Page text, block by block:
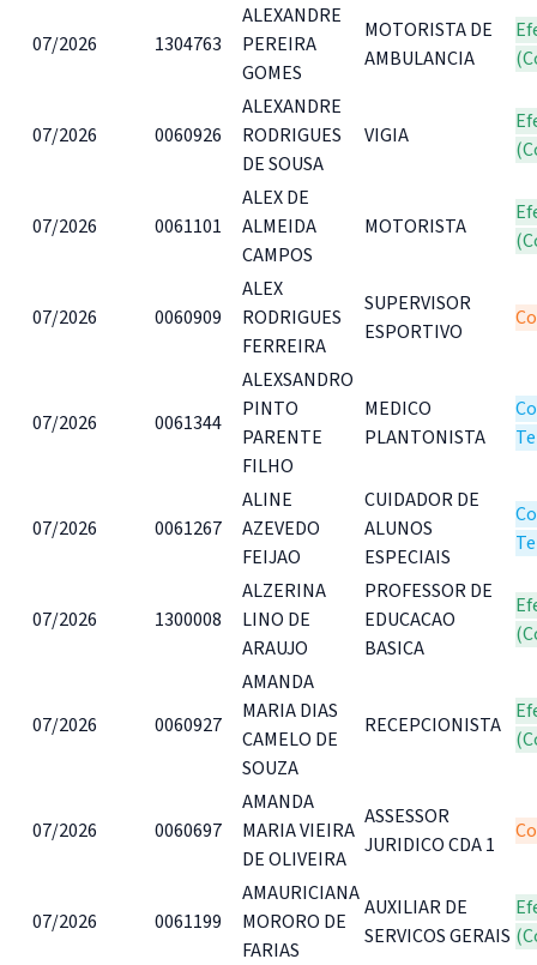
07/2026 1304763
ALEXANDRE
PEREIRA
GOMES
MOTORISTA DE
AMBULANCIA
07/2026 0060926
ALEXANDRE
RODRIGUES
DE SOUSA
VIGIA
07/2026 0061101
ALEX DE
ALMEIDA
CAMPOS
MOTORISTA
07/2026 0060909
ALEX
RODRIGUES
FERREIRA
SUPERVISOR
ESPORTIVO
07/2026 0061344
ALEXSANDRO
PINTO
PARENTE
FILHO
MEDICO
PLANTONISTA
07/2026 0061267
ALINE
AZEVEDO
FEIJAO
CUIDADOR DE
ALUNOS
ESPECIAIS
07/2026 1300008
ALZERINA
LINO DE
ARAUJO
PROFESSOR DE
EDUCACAO
BASICA
07/2026 0060927
AMANDA
MARIA DIAS
CAMELO DE
SOUZA
RECEPCIONISTA
07/2026 0060697
AMANDA
MARIA VIEIRA
DE OLIVEIRA
ASSESSOR
JURIDICO CDA 1
07/2026 0061199
AMAURICIANA
MORORO DE
FARIAS
AUXILIAR DE
SERVICOS GERAIS